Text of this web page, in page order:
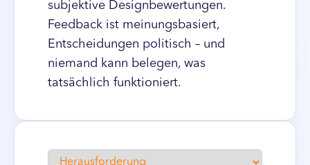
subjektive Designbewertungen.
Feedback ist meinungsbasiert,
Entscheidungen politisch – und
niemand kann belegen, was
tatsächlich funktioniert.